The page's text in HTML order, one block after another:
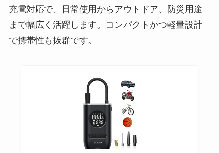
充電対応で、日常使用からアウトドア、防災用途
まで幅広く活躍します。コンパクトかつ軽量設計
で携帯性も抜群です。